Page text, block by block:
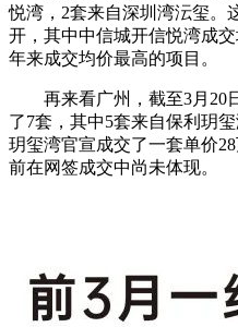
悦湾，2套来自深圳湾沄玺。
开，其中中信城开信悦湾成
年来成交均价最高的项目。
再来看广州， 截至3月20
了7套，其中5套来自保利玥
玥玺湾官宣成交了一套单价
前在网签成交中尚未体现。